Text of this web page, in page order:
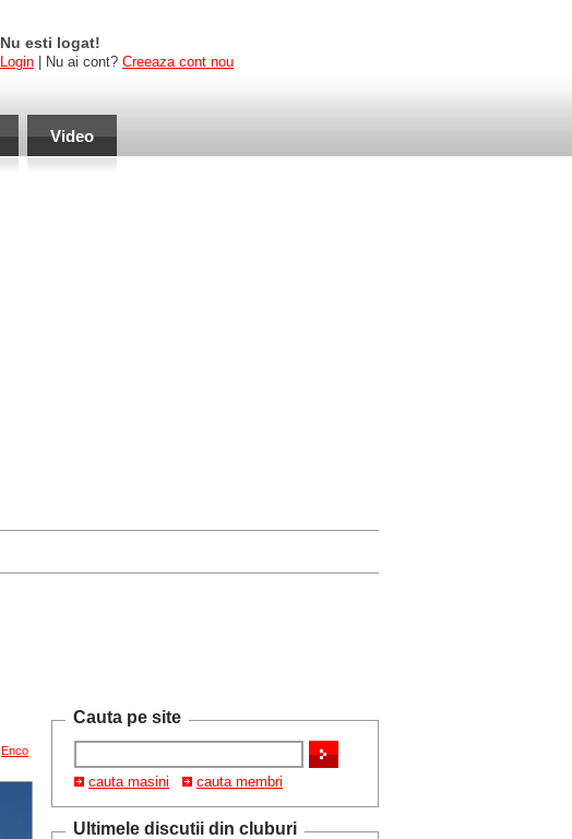
Nu esti logat!
Login | Nu ai cont? Creeaza cont nou
Video
Cauta pe site
cauta masini cauta membri
Ultimele discutii din cluburi
Enco